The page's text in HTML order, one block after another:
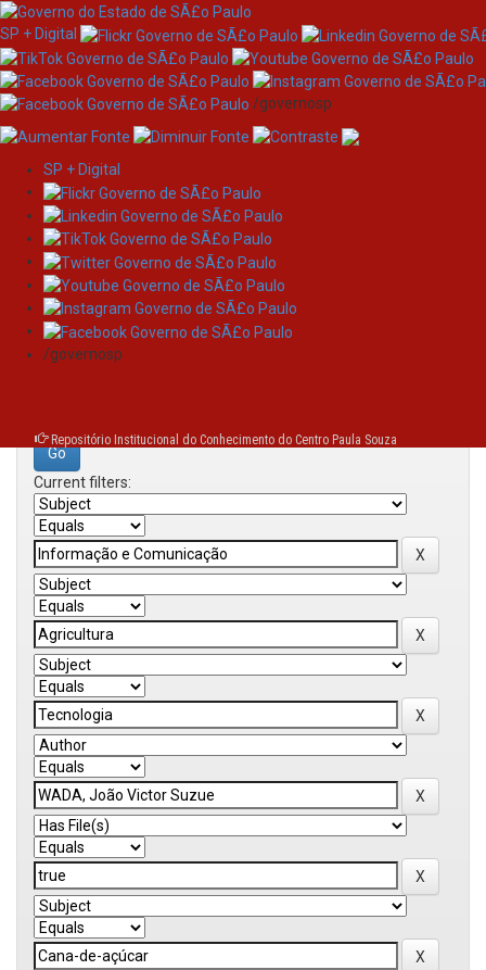
Skip
navigation
SP + Digital
/governosp
SP + Digital
/governosp
Repositório Institucional do Conhecimento do Centro Paula Souza
Search
Search:
Current filters: